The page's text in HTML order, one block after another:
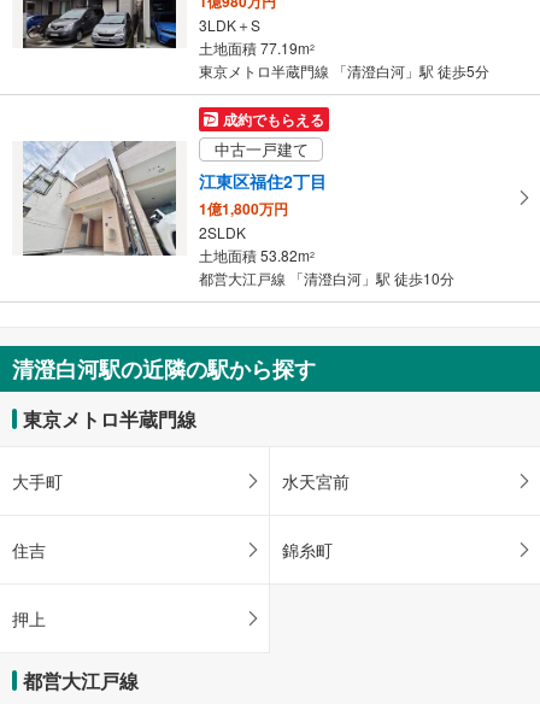
3LDK＋S
土地面積 77.19m2
東京メトロ半蔵門線 「清澄白河」駅 徒歩5分
成約でもらえる
中古一戸建て
江東区福住2丁目
1億1,800万円
2SLDK
土地面積 53.82m2
都営大江戸線 「清澄白河」駅 徒歩10分
清澄白河駅の近隣の駅から探す
東京メトロ半蔵門線
大手町 水天宮前
住吉 錦糸町
押上
都営大江戸線